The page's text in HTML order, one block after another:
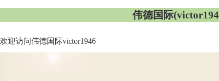
伟德国际
欢迎访问伟德国际victor1946